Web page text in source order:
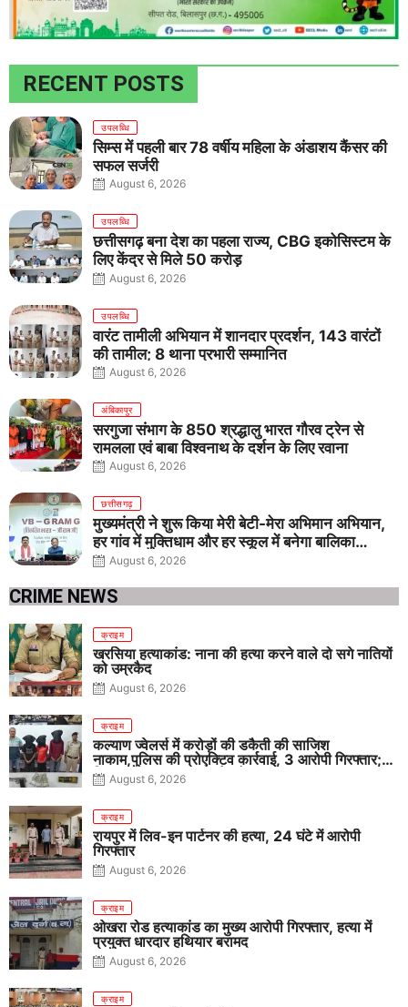
RECENT POSTS
उपलब्धि
सिम्स में पहली बार 78 वर्षीय महिला के अंडाशय कैंसर की
सफल सर्जरी
August 6, 2026
उपलब्धि
छत्तीसगढ़ बना देश का पहला राज्य, CBG इकोसिस्टम के
लिए केंद्र से मिले 50 करोड़
August 6, 2026
उपलब्धि
वारंट तामीली अभियान में शानदार प्रदर्शन, 143 वारंटों
की तामील; 8 थाना प्रभारी सम्मानित
August 6, 2026
अंबिकापुर
सरगुजा संभाग के 850 श्रद्धालु भारत गौरव ट्रेन से
रामलला एवं बाबा विश्वनाथ के दर्शन के लिए रवाना
August 6, 2026
छत्तीसगढ़
मुख्यमंत्री ने शुरू किया मेरी बेटी-मेरा अभिमान अभियान,
हर गांव में मुक्तिधाम और हर स्कूल में बनेगा बालिका
शौचालय
August 6, 2026
CRIME NEWS
क्राइम
खरसिया हत्याकांड: नाना की हत्या करने वाले दो सगे नातियों
को उम्रकैद
August 6, 2026
क्राइम
कल्याण ज्वेलर्स में करोड़ों की डकैती की साजिश
नाकाम,पुलिस की प्रोएक्टिव कार्रवाई, 3 आरोपी गिरफ्तार;
पिस्टल, कारतूस, चाकू और मोबाइल बरामद
August 6, 2026
क्राइम
रायपुर में लिव-इन पार्टनर की हत्या, 24 घंटे में आरोपी
गिरफ्तार
August 6, 2026
क्राइम
ओखरा रोड हत्याकांड का मुख्य आरोपी गिरफ्तार, हत्या में
प्रयुक्त धारदार हथियार बरामद
August 6, 2026
क्राइम